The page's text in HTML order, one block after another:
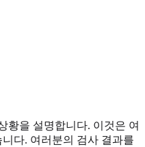
황을 설명합니다. 이것은 여
다. 여러분의 검사 결과를